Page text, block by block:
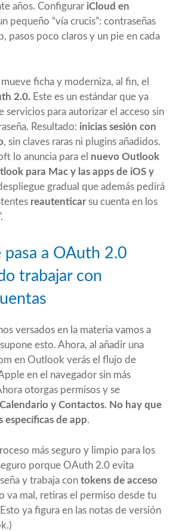
años. Configurar iCloud en
pequeño “vía crucis”: contraseñas
pasos poco claros y un pie en cada
ficha y moderniza, al fin, el
2.0. Este es un estándar que ya
servicios para autorizar el acceso sin
Resultado: inicias sesión con
, sin claves raras ni plugins añadidos.
lo anuncia para el nuevo Outlook
para Mac y las apps de iOS y
gradual que además pedirá
reautenticarsu cuenta en los
a OAuth 2.0
trabajar con
versados en la materia vamos a
esto. Ahora, al añadir una
en Outlook verás el flujo de
en el navegador sin más
otorgas permisos y se
y Contactos. No hay que
específicas de app.
más seguro y limpio para los
porque OAuth 2.0 evita
y trabaja con tokens de acceso
va mal, retiras el permiso desde tu
ya figura en las notas de versión